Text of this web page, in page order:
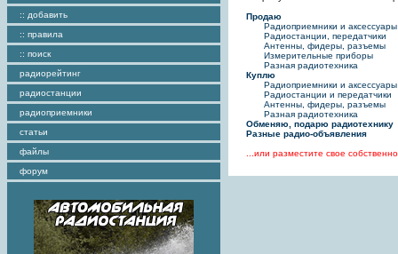
:: добавить
:: правила
:: поиск
радиорейтинг
радиостанции
радиоприемники
статьи
файлы
форум
Продаю
Радиоприемники и аксессуары
Радиостанции, передатчики
Антенны, фидеры, разъемы
Измерительные приборы
Разная радиотехника
Куплю
Радиоприемники и аксессуары
Радиостанции и передатчики
Антенны, фидеры, разъемы
Разная радиотехника
Обменяю, подарю радиотехнику
Разные радио-объявления
...или разместите свое